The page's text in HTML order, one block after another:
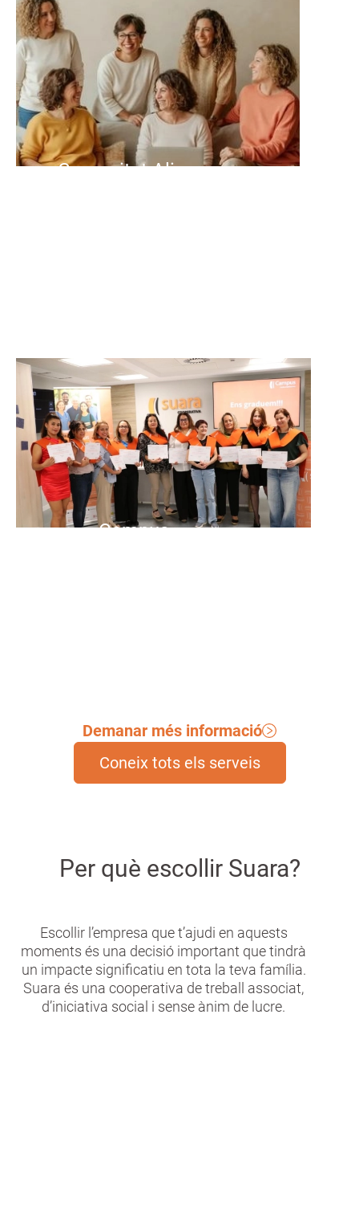
Comunitat Aliura
Campus
Demanar més informació
Coneix tots els serveis
Per què escollir Suara?
Escollir l’empresa que t’ajudi en aquests
moments és una decisió important que tindrà
un impacte significatiu en tota la teva família.
Suara és una cooperativa de treball associat,
d’iniciativa social i sense ànim de lucre.